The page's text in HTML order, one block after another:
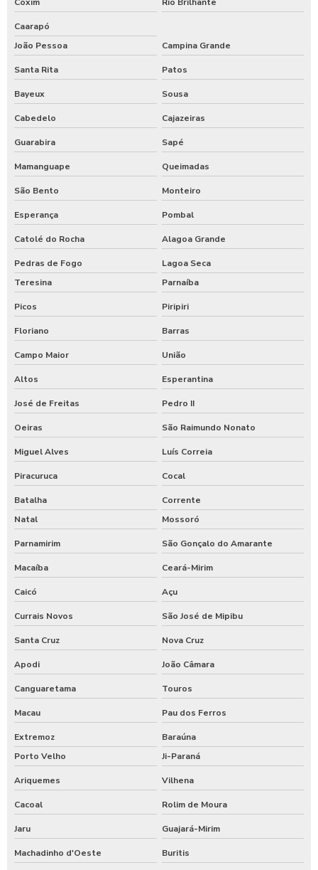
Caarapó
João Pessoa
Campina Grande
Santa Rita Patos
Bayeux Sousa
Cabedelo Cajazeiras
Guarabira Sapé
Mamanguape Queimadas
São Bento Monteiro
Esperança Pombal
Catolé do Rocha Alagoa Grande
Pedras de Fogo
Lagoa Seca
Teresina
Parnaíba
Picos Piripiri
Floriano Barras
Campo Maior União
Altos Esperantina
José de Freitas Pedro II
Oeiras São Raimundo Nonato
Miguel Alves Luís Correia
Piracuruca Cocal
Batalha
Corrente
Natal
Mossoró
Parnamirim São Gonçalo do Amarante
Macaíba Ceará-Mirim
Caicó Açu
Currais Novos São José de Mipibu
Santa Cruz Nova Cruz
Apodi João Câmara
Canguaretama Touros
Macau Pau dos Ferros
Extremoz
Baraúna
Porto Velho
Ji-Paraná
Ariquemes Vilhena
Cacoal Rolim de Moura
Jaru Guajará-Mirim
Machadinho d'Oeste Buritis